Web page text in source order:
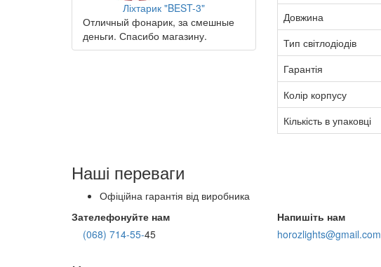
Ліхтарик "BEST-3"
Отличный фонарик, за смешные
деньги. Спасибо магазину.
Довжина
Тип світлодіодів
Гарантія
Колір корпусу
Кількість в упаковці
Наші переваги
Офіційна гарантія від виробника
Зателефонуйте нам
(068) 714-55-45
Напишіть нам
horozlights@gmail.com